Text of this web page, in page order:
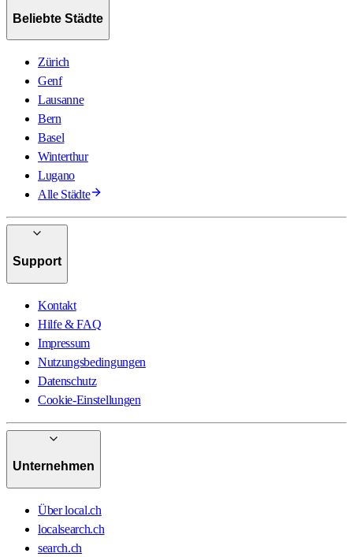
Beliebte Städte
Zürich
Genf
Lausanne
Bern
Basel
Winterthur
Lugano
Alle Städte
Support
Kontakt
Hilfe & FAQ
Impressum
Nutzungsbedingungen
Datenschutz
Cookie-Einstellungen
Unternehmen
Über local.ch
localsearch.ch
search.ch